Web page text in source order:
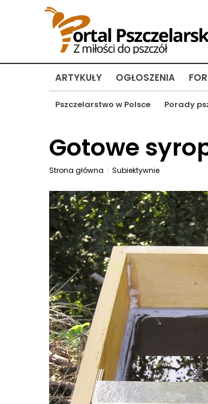
ARTYKUŁY
Pszczelarstwo w Polsce Porady
OGŁOSZENIA
Gotowe
Strona główna Subiektywnie